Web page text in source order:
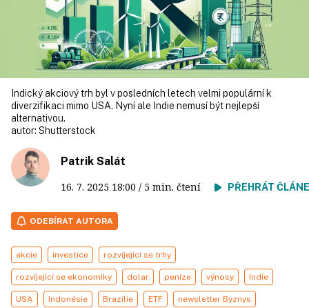
Indický akciový trh byl v posledních letech velmi populární k
diverzifikaci mimo USA. Nyní ale Indie nemusí být nejlepší
alternativou.
autor: Shutterstock
Patrik Salát
16. 7. 2025 18:00 / 5 min. čtení PŘEHRÁT
ODEBÍRAT AUTORA
akcie investice rozvíjející se trhy
rozvíjející se ekonomiky dolar peníze výnosy Indie
USA Indonésie Brazílie ETF newsletter Byznys